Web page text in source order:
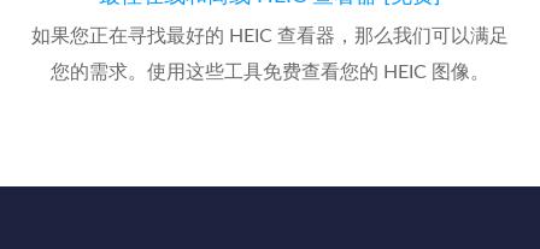
如果您正在寻找最好的 HEIC 查看器，那么我们可以满足
您的需求。使用这些工具免费查看您的 HEIC 图像。